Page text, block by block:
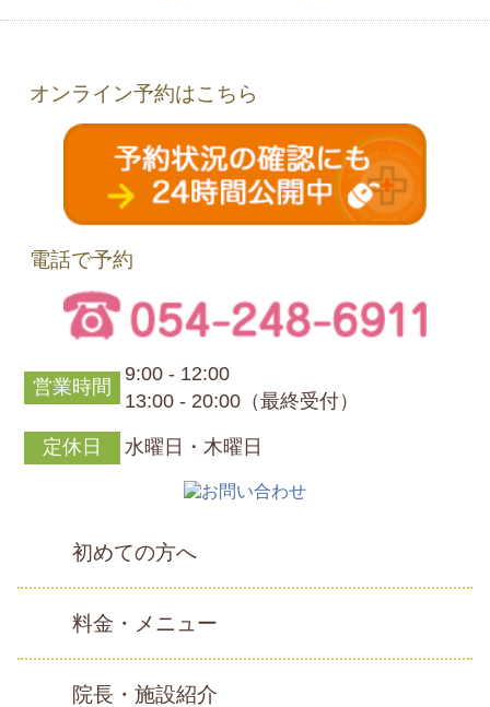
オンライン予約はこちら
電話で予約
営業時間
9:00 - 12:00
13:00 - 20:00（最終受付）
定休日 水曜日・木曜日
初めての方へ
料金・メニュー
院長・施設紹介